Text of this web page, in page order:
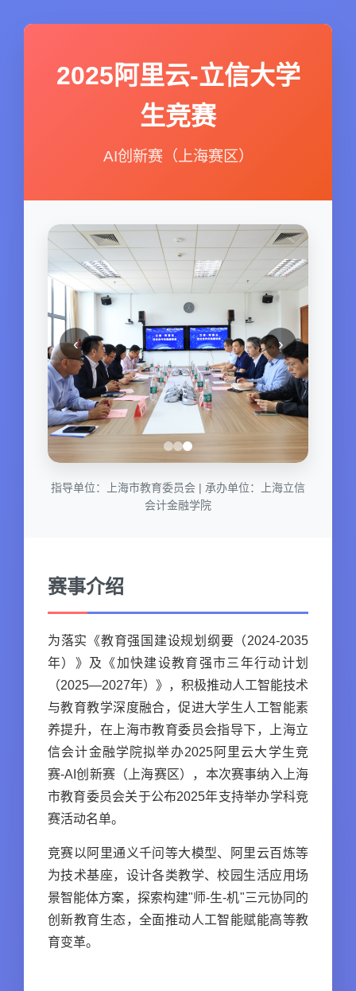
2025阿里云-立信大学
生竞赛
AI创新赛（上海赛区）
‹ ›
指导单位：上海市教育委员会 | 承办单位：上海立信
会计金融学院
赛事介绍
为落实《教育强国建设规划纲要（2024-2035
年）》及《加快建设教育强市三年行动计划
（2025—2027年）》，积极推动人工智能技术
与教育教学深度融合，促进大学生人工智能素
养提升，在上海市教育委员会指导下，上海立
信会计金融学院拟举办2025阿里云大学生竞
赛-AI创新赛（上海赛区），本次赛事纳入上海
市教育委员会关于公布2025年支持举办学科竞
赛活动名单。
竞赛以阿里通义千问等大模型、阿里云百炼等
为技术基座，设计各类教学、校园生活应用场
景智能体方案，探索构建"师-生-机"三元协同的
创新教育生态，全面推动人工智能赋能高等教
育变革。